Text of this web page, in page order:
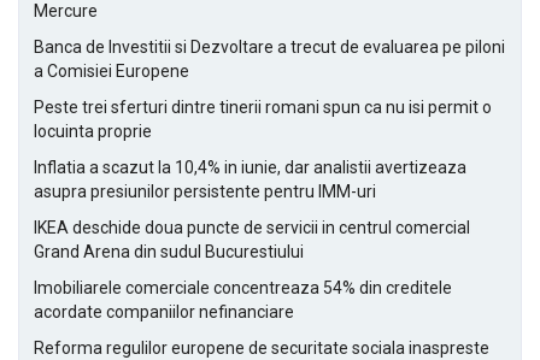
Mercure
Banca de Investitii si Dezvoltare a trecut de evaluarea pe piloni
a Comisiei Europene
Peste trei sferturi dintre tinerii romani spun ca nu isi permit o
locuinta proprie
Inflatia a scazut la 10,4% in iunie, dar analistii avertizeaza
asupra presiunilor persistente pentru IMM-uri
IKEA deschide doua puncte de servicii in centrul comercial
Grand Arena din sudul Bucurestiului
Imobiliarele comerciale concentreaza 54% din creditele
acordate companiilor nefinanciare
Reforma regulilor europene de securitate sociala inaspreste